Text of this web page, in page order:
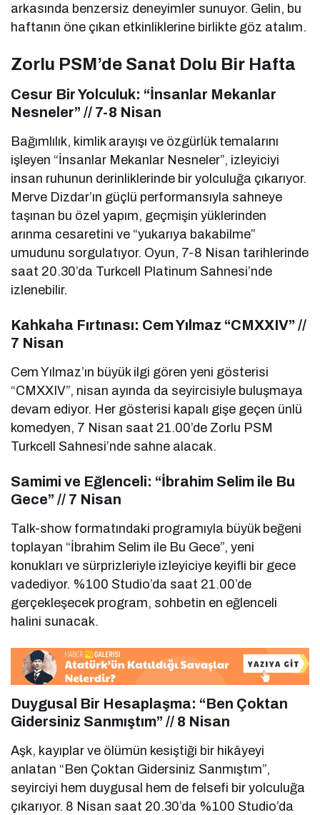
arkasında benzersiz deneyimler sunuyor. Gelin, bu
haftanın öne çıkan etkinliklerine birlikte göz atalım.
Zorlu PSM’de Sanat Dolu Bir Hafta
Cesur Bir Yolculuk: “İnsanlar Mekanlar
Nesneler” // 7-8 Nisan
Bağımlılık, kimlik arayışı ve özgürlük temalarını
işleyen “İnsanlar Mekanlar Nesneler”, izleyiciyi
insan ruhunun derinliklerinde bir yolculuğa çıkarıyor.
Merve Dizdar’ın güçlü performansıyla sahneye
taşınan bu özel yapım, geçmişin yüklerinden
arınma cesaretini ve “yukarıya bakabilme”
umudunu sorgulatıyor. Oyun, 7-8 Nisan tarihlerinde
saat 20.30’da Turkcell Platinum Sahnesi’nde
izlenebilir.
Kahkaha Fırtınası: Cem Yılmaz “CMXXIV” //
7 Nisan
Cem Yılmaz’ın büyük ilgi gören yeni gösterisi
“CMXXIV”, nisan ayında da seyircisiyle buluşmaya
devam ediyor. Her gösterisi kapalı gişe geçen ünlü
komedyen, 7 Nisan saat 21.00’de Zorlu PSM
Turkcell Sahnesi’nde sahne alacak.
Samimi ve Eğlenceli: “İbrahim Selim ile Bu
Gece” // 7 Nisan
Talk-show formatındaki programıyla büyük beğeni
toplayan “İbrahim Selim ile Bu Gece”, yeni
konukları ve sürprizleriyle izleyiciye keyifli bir gece
vadediyor. %100 Studio’da saat 21.00’de
gerçekleşecek program, sohbetin en eğlenceli
halini sunacak.
Duygusal Bir Hesaplaşma: “Ben Çoktan
Gidersiniz Sanmıştım” // 8 Nisan
Aşk, kayıplar ve ölümün kesiştiği bir hikâyeyi
anlatan “Ben Çoktan Gidersiniz Sanmıştım”,
seyirciyi hem duygusal hem de felsefi bir yolculuğa
çıkarıyor. 8 Nisan saat 20.30’da %100 Studio’da